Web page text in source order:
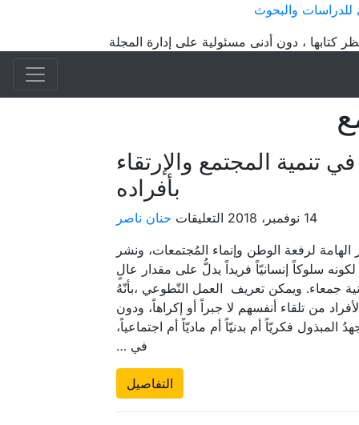
والبحوث
كتابها ، دون أدنى مسئولية على إدارة المجلة
تنمية المجتمع والإرتقاء
بأفراده
14 نوفمبر، 2018 التعليقات على
العمل
التوعي
في
تنمية
المجتمع
والإرتقاء
بأفراده
مغلقة
حنان ناصر
لرفعة الوطن وإنماء المُجتمعات، ونشر
سلوكاً إنسانيّاً فريداً يدلُّ على مقدار عالٍ
جمعاء. ويمكن تعريف العمل التّطوعي ،بأنّهُ
من تلقاء أنفسهم لا جبراً أو إكراهاً، ودون
المبذول فكريّاً أم بدنيّاً أم ماديّاً أم اجتماعياً،
في …
التفاصيل